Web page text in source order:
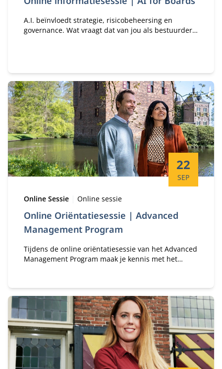
A.I. beïnvloedt strategie, risicobeheersing en
governance. Wat vraagt dat van jou als bestuurder
Online Oriëntatiesessie | Advanced
Management Program
Startdatum:
22
SEP
Type:
Online Sessie Locatie:
Online sessie
Tijdens de online oriëntatiesessie van het Advanced
Management Program maak je kennis met het
gelegenheid je vragen te stellen over de inhoud en
opzet van het programma.